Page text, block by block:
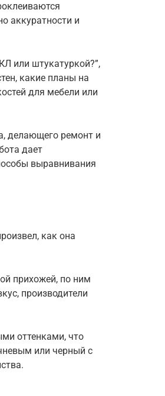
аккуратности и
или штукатуркой?”,
какие планы на
для мебели или
делающего ремонт и
дает
выравнивания
как она
прихожей, по ним
производители
оттенками, что
или черный с